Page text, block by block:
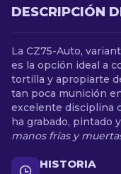
DESCRIPCIÓN
La CZ75-Auto,
es la opción ideal a
tortilla y apropiarte
tan poca munición
excelente disciplina
ha grabado, pintado
manos frías y
HISTORIA